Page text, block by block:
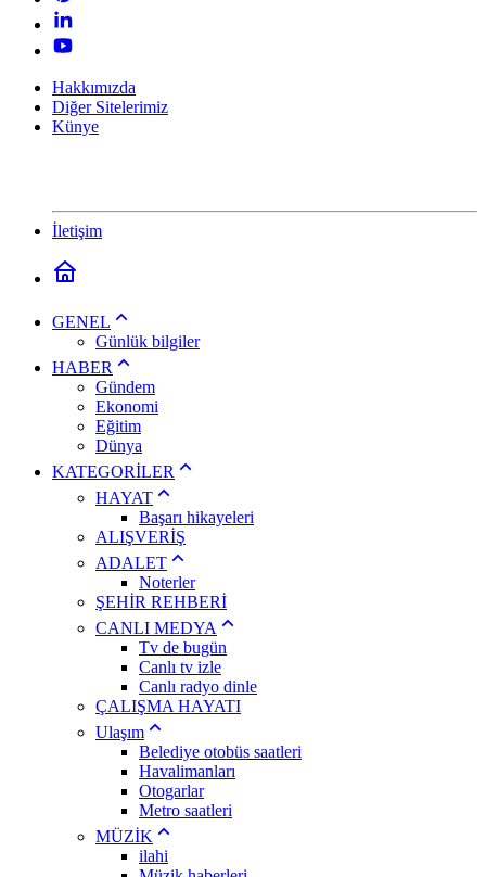
Hakkımızda
Diğer Sitelerimiz
Künye
İletişim
GENEL
Günlük bilgiler
HABER
Gündem
Ekonomi
Eğitim
Dünya
KATEGORİLER
HAYAT
Başarı hikayeleri
ALIŞVERİŞ
ADALET
Noterler
ŞEHİR REHBERİ
CANLI MEDYA
Tv de bugün
Canlı tv izle
Canlı radyo dinle
ÇALIŞMA HAYATI
Ulaşım
Belediye otobüs saatleri
Havalimanları
Otogarlar
Metro saatleri
MÜZİK
ilahi